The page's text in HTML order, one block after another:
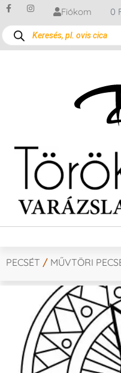
Fiókom 0
PECSÉT / MŰVTÖRI